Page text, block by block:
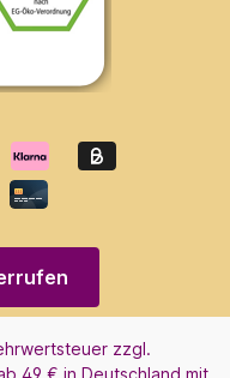
zzgl.
49 € in Deutschland mit